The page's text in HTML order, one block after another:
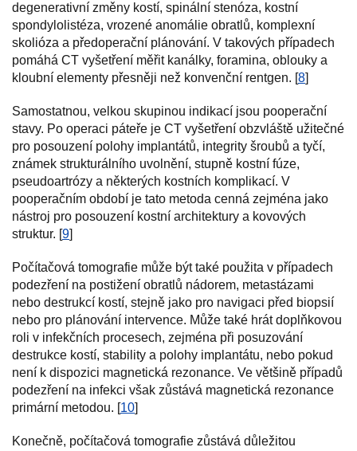
degenerativní změny kostí, spinální stenóza, kostní
spondylolistéza, vrozené anomálie obratlů, komplexní
skolióza a předoperační plánování. V takových případech
pomáhá CT vyšetření měřit kanálky, foramina, oblouky a
kloubní elementy přesněji než konvenční rentgen. [8]
Samostatnou, velkou skupinou indikací jsou pooperační
stavy. Po operaci páteře je CT vyšetření obzvláště užitečné
pro posouzení polohy implantátů, integrity šroubů a tyčí,
známek strukturálního uvolnění, stupně kostní fúze,
pseudoartrózy a některých kostních komplikací. V
pooperačním období je tato metoda cenná zejména jako
nástroj pro posouzení kostní architektury a kovových
struktur. [9]
Počítačová tomografie může být také použita v případech
podezření na postižení obratlů nádorem, metastázami
nebo destrukcí kostí, stejně jako pro navigaci před biopsií
nebo pro plánování intervence. Může také hrát doplňkovou
roli v infekčních procesech, zejména při posuzování
destrukce kostí, stability a polohy implantátu, nebo pokud
není k dispozici magnetická rezonance. Ve většině případů
podezření na infekci však zůstává magnetická rezonance
primární metodou. [10]
Konečně, počítačová tomografie zůstává důležitou